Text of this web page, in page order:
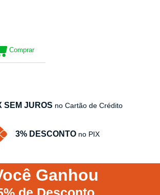
Comprar
SEM JUROS no Cartão de Crédito
3% DESCONTO no PIX
Ganhou